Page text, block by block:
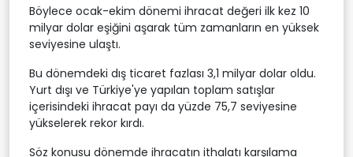
Böylece ocak-ekim dönemi ihracat değeri ilk kez 10
milyar dolar eşiğini aşarak tüm zamanların en yüksek
seviyesine ulaştı.
Bu dönemdeki dış ticaret fazlası 3,1 milyar dolar oldu.
Yurt dışı ve Türkiye'ye yapılan toplam satışlar
içerisindeki ihracat payı da yüzde 75,7 seviyesine
yükselerek rekor kırdı.
Söz konusu dönemde ihracatın ithalatı karşılama